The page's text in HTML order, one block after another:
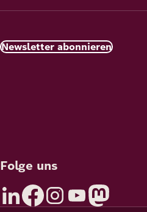
Newsletter abonnieren
Folge uns